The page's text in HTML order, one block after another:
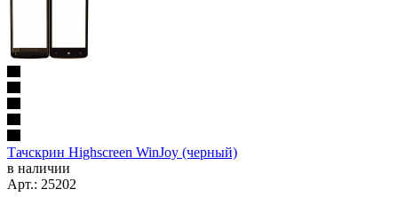
Тачскрин Highscreen WinJoy (черный)
в наличии
Арт.: 25202